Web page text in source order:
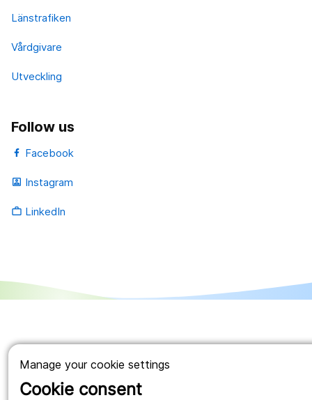
Manage your cookie settings
Cookie consent
Länstrafiken
Vårdgivare
Utveckling
Follow us
Facebook
portrait Instagram
work_outline LinkedIn